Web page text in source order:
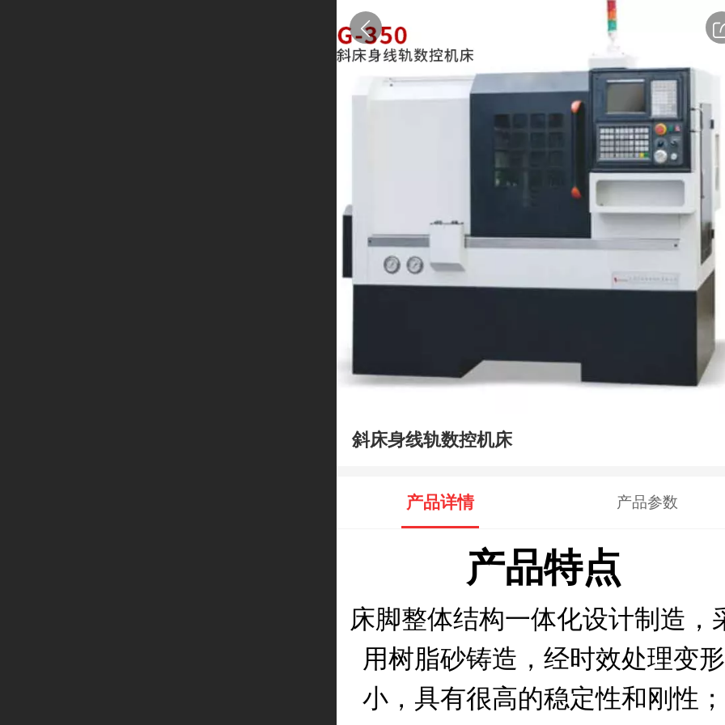
斜床身线轨数控机床
产品详情 产品参数
产品特点
床脚整体结构一体化设计制造，
用树脂砂铸造，经时效处理变形
小，具有很高的稳定性和刚性；